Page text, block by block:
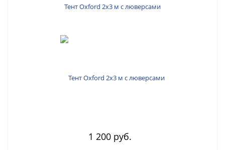
Тент Oxford 2х3 м с люверсами
1 200 руб.